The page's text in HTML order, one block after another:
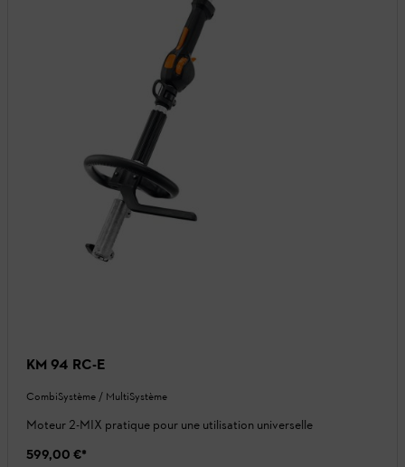
KM 94 RC-E
CombiSystème / MultiSystème
Moteur 2-MIX pratique pour une utilisation universelle
599,00 €*